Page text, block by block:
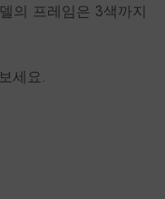
의 프레임은 3색까지
세요.